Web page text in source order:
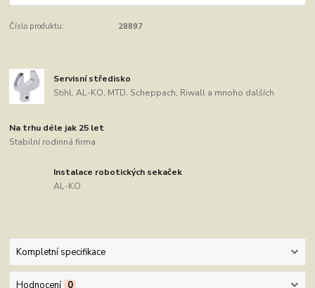
Číslo produktu: 28897
Servisní středisko
Stihl, AL-KO, MTD, Scheppach, Riwall a mnoho dalších
Na trhu déle jak 25 let
Stabilní rodinná firma
Instalace robotických sekaček
AL-KO
Kompletní specifikace
Hodnocení 0